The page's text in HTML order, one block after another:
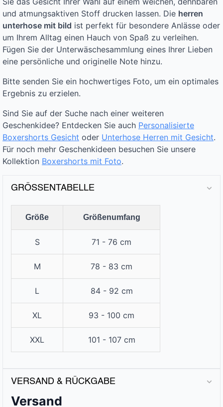
und atmungsaktiven Stoff drucken lassen. Die herren
unterhose mit bild ist perfekt für besondere Anlässe oder
um Ihrem Alltag einen Hauch von Spaß zu verleihen.
Fügen Sie der Unterwäschesammlung eines Ihrer Lieben
eine persönliche und originelle Note hinzu.
Bitte senden Sie ein hochwertiges Foto, um ein optimales
Ergebnis zu erzielen.
Sind Sie auf der Suche nach einer weiteren
Geschenkidee? Entdecken Sie auch Personalisierte
Boxershorts Gesicht oder Unterhose Herren mit Gesicht.
Für noch mehr Geschenkideen besuchen Sie unsere
Kollektion Boxershorts mit Foto.
GRÖSSENTABELLE
Größe Größenumfang
S 71 - 76 cm
M 78 - 83 cm
L 84 - 92 cm
XL 93 - 100 cm
XXL 101 - 107 cm
VERSAND & RÜCKGABE
Versand